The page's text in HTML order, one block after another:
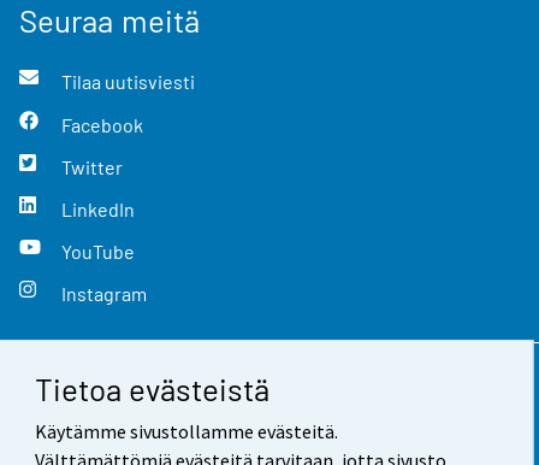
Tietoa evästeistä
Käytämme sivustollamme evästeitä.
Seuraa meitä
Tilaa uutisviesti
Facebook
Twitter
LinkedIn
YouTube
Instagram
Yhteystiedot
Palaute